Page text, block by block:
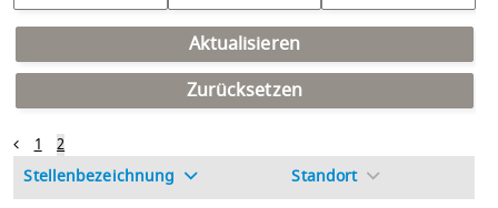
Aktualisieren
Zurücksetzen
1
2
Stellenbezeichnung
Standort